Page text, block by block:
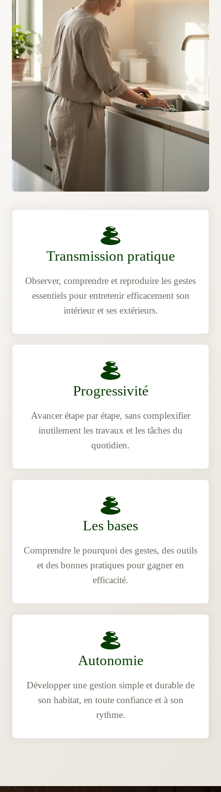
Transmission pratique
Observer, comprendre et reproduire les gestes
essentiels pour entretenir efficacement son
intérieur et ses extérieurs.
Progressivité
Avancer étape par étape, sans complexifier
inutilement les travaux et les tâches du
quotidien.
Les bases
Comprendre le pourquoi des gestes, des outils
et des bonnes pratiques pour gagner en
efficacité.
Autonomie
Développer une gestion simple et durable de
son habitat, en toute confiance et à son
rythme.